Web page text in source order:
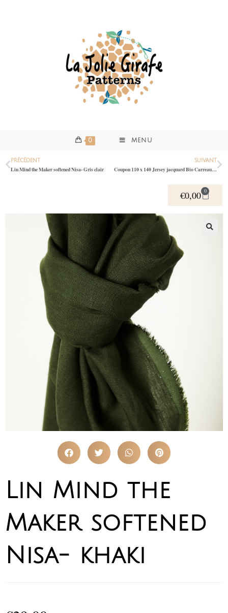
0 MENU
PRÉCÉDENT
Lin Mind the Maker softened Nisa- Gris clair
SUIVANT
Coupon 110 x 140 Jersey jacquard Bio Carreaux Marine – gris
€0,00 0
Lin Mind the
Maker softened
Nisa- khaki